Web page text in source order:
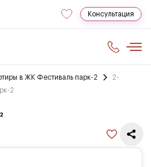
Консультация
в ЖК Фестиваль парк-2
2-
2